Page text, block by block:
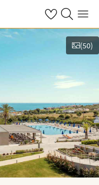
Se dine sparte
Søk påMeny
(50)